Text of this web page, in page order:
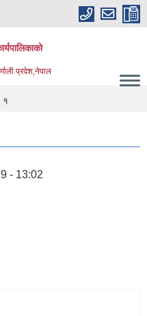
प्रदेश,नेपाल
१
- 13:02